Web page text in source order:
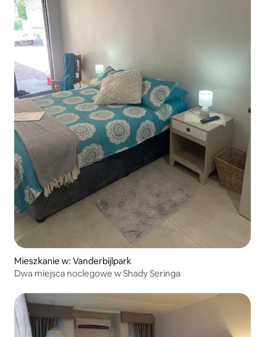
Mieszkanie w: Vanderbijlpark
Dwa miejsca noclegowe w Shady Seringa